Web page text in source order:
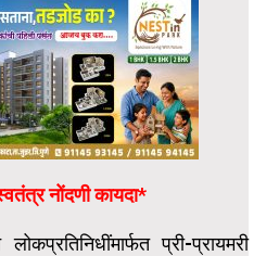
नोंदणी कायदा*
प्री-प्रायमरी